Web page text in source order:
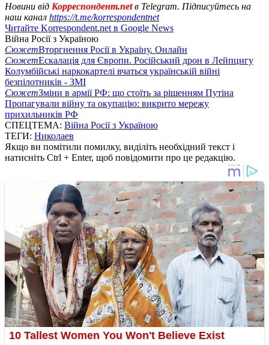
Новини від Корреспондент.netв Telegram. Підписуйтесь на
наш канал https://t.me/korrespondentnet
Читайте Korrespondent.net в Google News
Війна Росії з Україною
СюжетВторгнення Росії в Україну. Онлайн
СюжетЕскалація для Європи. Російський дрон в Лейпцигу
Колумбійські наркокартелі вчаться українській війні
безпілотників - ЗМІ
СюжетЗміни в армії РФ: що стоїть за рішенням Путіна
Пропагували війну та окупацію: викрито мережу
прихильників РФ
СПЕЦТЕМА: Війна Росії з Україною
ТЕГИ: Николаев
Якщо ви помітили помилку, виділіть необхідний текст і
натисніть Ctrl + Enter, щоб повідомити про це редакцію.